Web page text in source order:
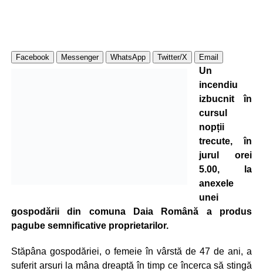
Facebook Messenger WhatsApp Twitter/X Email
Un
incendiu
izbucnit în
cursul
nopții
trecute, în
jurul orei
5.00, la
anexele
unei
gospodării din comuna Daia Română a produs
pagube semnificative proprietarilor.
Stăpâna gospodăriei, o femeie în vârstă de 47 de ani, a
suferit arsuri la mâna dreaptă în timp ce încerca să stingă